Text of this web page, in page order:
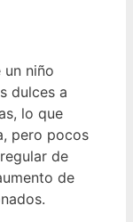
un niño
dulces a
lo que
pero pocos
de
de